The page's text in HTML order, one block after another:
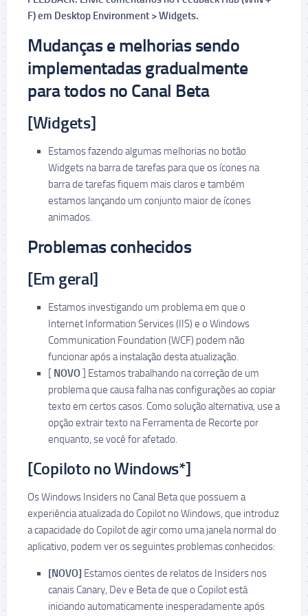
F) em Desktop Environment > Widgets.
Mudanças e melhorias sendo
implementadas gradualmente
para todos no Canal Beta
[Widgets]
Estamos fazendo algumas melhorias no botão
Widgets na barra de tarefas para que os ícones na
barra de tarefas fiquem mais claros e também
estamos lançando um conjunto maior de ícones
animados.
Problemas conhecidos
[Em geral]
Estamos investigando um problema em que o
Internet Information Services (IIS) e o Windows
Communication Foundation (WCF) podem não
funcionar após a instalação desta atualização.
[ NOVO ] Estamos trabalhando na correção de um
problema que causa falha nas configurações ao copiar
texto em certos casos. Como solução alternativa, use a
opção extrair texto na Ferramenta de Recorte por
enquanto, se você for afetado.
[Copiloto no Windows*]
Os Windows Insiders no Canal Beta que possuem a
experiência atualizada do Copilot no Windows, que introduz
a capacidade do Copilot de agir como uma janela normal do
aplicativo, podem ver os seguintes problemas conhecidos:
[NOVO] Estamos cientes de relatos de Insiders nos
canais Canary, Dev e Beta de que o Copilot está
iniciando automaticamente inesperadamente após